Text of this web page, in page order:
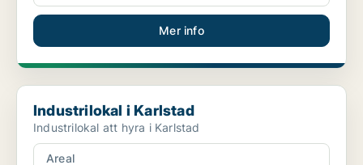
Mer info
Industrilokal i Karlstad
Industrilokal i Karlstad
Industrilokal att hyra i Karlstad
Areal